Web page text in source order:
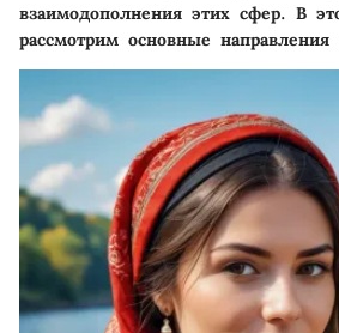
взаимодополнения этих сфер. В
рассмотрим основные направления